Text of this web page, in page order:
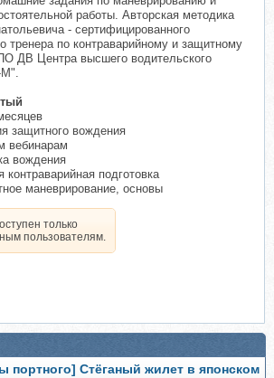
работы. Авторская методика
- сертифицированного
тренера по контраварийному и защитному
ДВ Центра высшего водительского
М".
защитного вождения
вебинарам
вождения
подготовка
маневрирование, основы
только
пользователям.
портного] Стёганый жилет в японском